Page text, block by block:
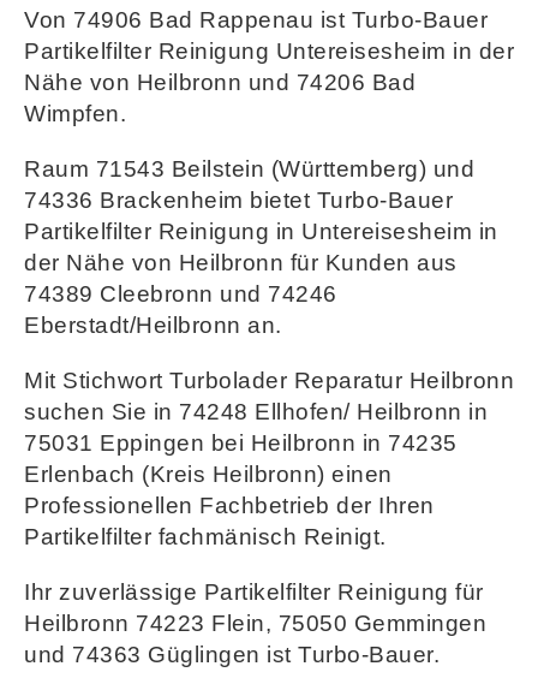
Von 74906 Bad Rappenau ist Turbo-Bauer
Partikelfilter Reinigung Untereisesheim in der
Nähe von Heilbronn und 74206 Bad
Wimpfen.
Raum 71543 Beilstein (Württemberg) und
74336 Brackenheim bietet Turbo-Bauer
Partikelfilter Reinigung in Untereisesheim in
der Nähe von Heilbronn für Kunden aus
74389 Cleebronn und 74246
Eberstadt/Heilbronn an.
Mit Stichwort Turbolader Reparatur Heilbronn
suchen Sie in 74248 Ellhofen/ Heilbronn in
75031 Eppingen bei Heilbronn in 74235
Erlenbach (Kreis Heilbronn) einen
Professionellen Fachbetrieb der Ihren
Partikelfilter fachmänisch Reinigt.
Ihr zuverlässige Partikelfilter Reinigung für
Heilbronn 74223 Flein, 75050 Gemmingen
und 74363 Güglingen ist Turbo-Bauer.